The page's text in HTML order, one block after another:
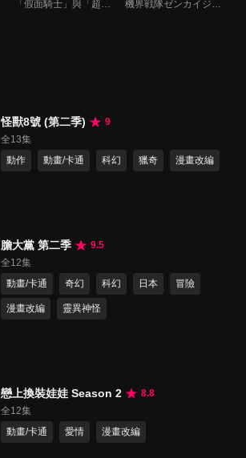
「假面騎士」與「超級戰隊」，這兩大英雄之父．石之森章太郎託付給後人的心願、超級英雄誕生的秘密是什麼呢？寫作陷入瓶頸的飛羽真，在尤里的推薦下拿到了某本書。可是，他一打開書，周遭便突然被光芒包圍，當他醒來後，竟發現自己身處人類與機械共存的「全開者」的世界！同一時期，介人也遇上了相同的情形，他還跟倫太郎相遇了。不知為何，各種不同的世界竟交雜在一起，形成了極為詭異的局面！ 機界戦隊ゼンカイジャーVSキラメイジャーVSセンパイジャー
怪獸8號 (第二季)
9
全13集
動作
動畫/卡通 科幻 獵奇 漫畫改編
膽大黨 第二季
9.5
全12集
動畫/卡通
奇幻 科幻 日本 冒險
漫畫改編 靈異神怪
戀上換裝娃娃 Season 2
8.8
全12集
動畫/卡通
愛情 漫畫改編